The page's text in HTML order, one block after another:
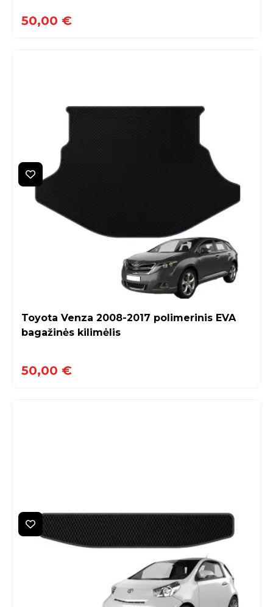
50,00 €
Toyota Venza 2008-2017 polimerinis EVA
bagažinės kilimėlis
50,00 €